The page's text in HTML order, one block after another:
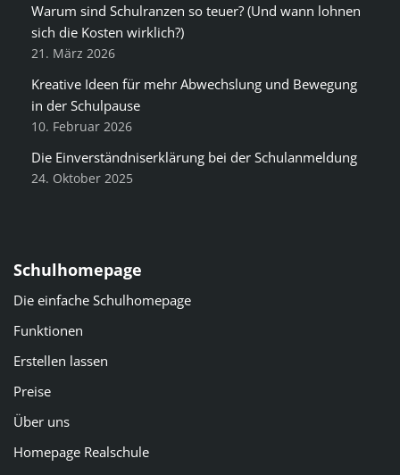
Warum sind Schulranzen so teuer? (Und wann lohnen
sich die Kosten wirklich?)
21. März 2026
Kreative Ideen für mehr Abwechslung und Bewegung
in der Schulpause
10. Februar 2026
Die Einverständniserklärung bei der Schulanmeldung
24. Oktober 2025
Schulhomepage
Die einfache Schulhomepage
Funktionen
Erstellen lassen
Preise
Über uns
Homepage Realschule